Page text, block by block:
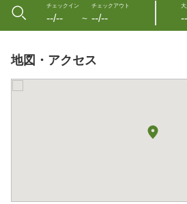
チェックイン
--/-- 〜
チェックアウト
--/--
大
--
地図・アクセス